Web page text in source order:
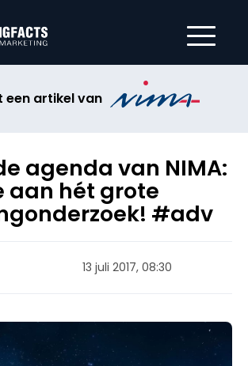
een artikel van
agenda van NIMA:
aan hét grote
#adv
13 juli 2017, 08:30